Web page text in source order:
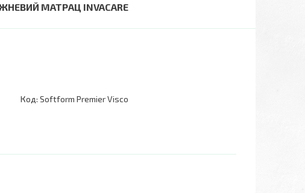
МАТРАЦ INVACARE
Код: Softform Premier Visco